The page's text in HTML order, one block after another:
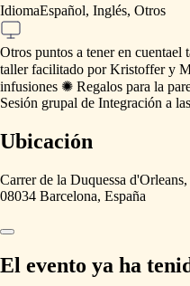
IdiomaEspañol, Inglés, Otros
Otros puntos a tener en cuentael
taller facilitado por Kristoffer y
infusiones ✺ Regalos para la
Sesión grupal de Integración a las
Ubicación
Carrer de la Duquessa
08034 Barcelona, España
El evento ya ha